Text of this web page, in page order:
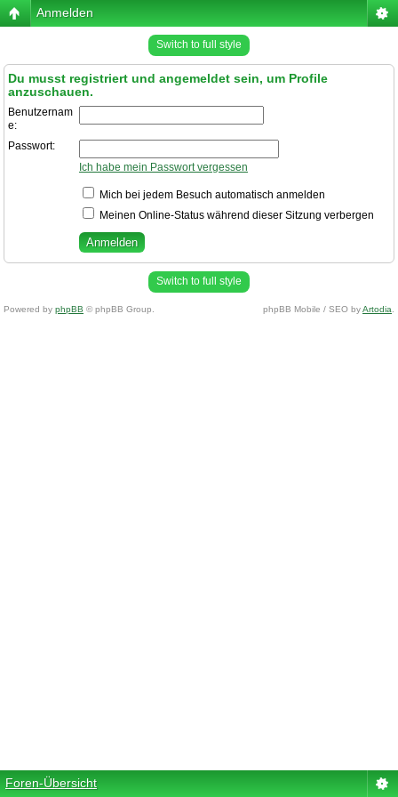
Anmelden
Switch to full style
Du musst registriert und angemeldet sein, um Profile
anzuschauen.
Benutzernam
e:
Passwort:
Ich habe mein Passwort vergessen
Mich bei jedem Besuch automatisch anmelden
Meinen Online-Status während dieser Sitzung verbergen
Switch to full style
Powered by phpBB © phpBB Group. phpBB Mobile / SEO byArtodia
Foren-Übersicht